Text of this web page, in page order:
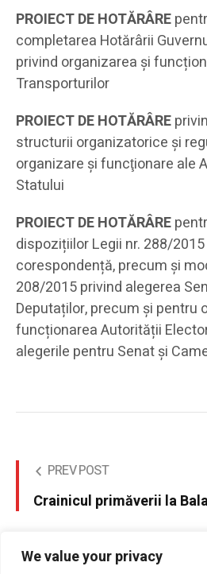
We value your privacy
PROIECT DE HOTĂRÂRE
completarea Hotărârii
privind organizarea și
Transporturilor
PROIECT DE HOTĂRÂRE
structurii organizatorice şi
organizare şi funcţionare ale
Statului
PROIECT DE HOTĂRÂRE
dispozițiilor Legii nr. 288/
corespondență, precum și
208/2015 privind alegerea
Deputaților, precum și pentru
funcționarea Autorității
alegerile pentru Senat și
PREV POST
Crainicul primăverii la
“Ziua Brâncuși”, marcată